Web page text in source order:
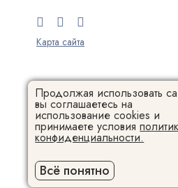
Карта сайта
Продолжая использовать
вы соглашаетесь на
использование cookies и
принимаете условия
конфиденциальности.
Всё понятно